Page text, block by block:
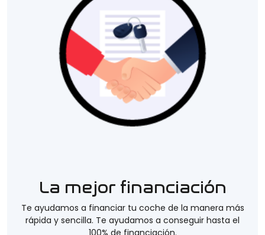
La mejor financiación
Te ayudamos a financiar tu coche de la manera más
rápida y sencilla. Te ayudamos a conseguir hasta el